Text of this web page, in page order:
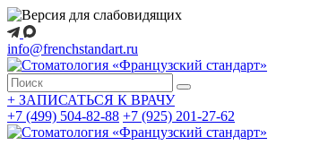
info@frenchstandart.ru
+ ЗАПИСАТЬСЯ К ВРАЧУ
+7 (499) 504-82-88 +7 (925) 201-27-62